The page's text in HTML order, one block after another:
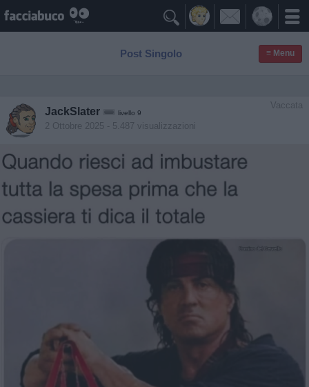

Post Singolo ≡ Menu
Vaccata
JackSlater livello 9
2 Ottobre 2025 - 5.487 visualizzazioni